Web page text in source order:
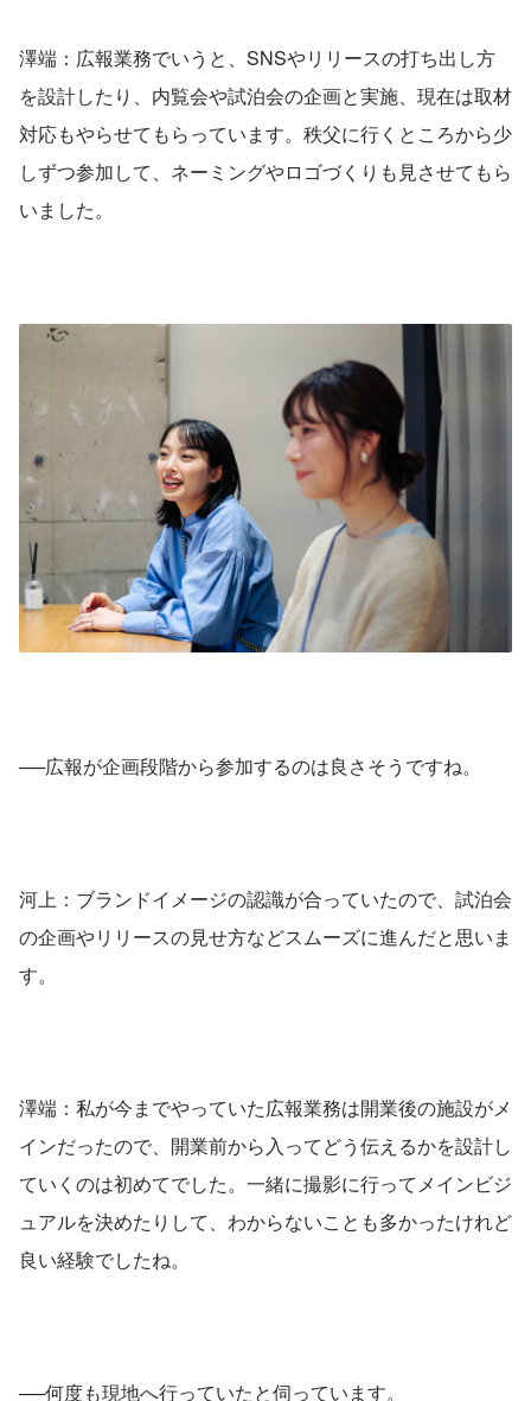
澤端：広報業務でいうと、SNSやリリースの打ち出し方
を設計したり、内覧会や試泊会の企画と実施、現在は取材
対応もやらせてもらっています。秩父に行くところから少
しずつ参加して、ネーミングやロゴづくりも見させてもら
いました。
──広報が企画段階から参加するのは良さそうですね。
河上：ブランドイメージの認識が合っていたので、試泊会
の企画やリリースの見せ方などスムーズに進んだと思いま
す。
澤端：私が今までやっていた広報業務は開業後の施設がメ
インだったので、開業前から入ってどう伝えるかを設計し
ていくのは初めてでした。一緒に撮影に行ってメインビジ
ュアルを決めたりして、わからないことも多かったけれど
良い経験でしたね。
──何度も現地へ行っていたと伺っています。